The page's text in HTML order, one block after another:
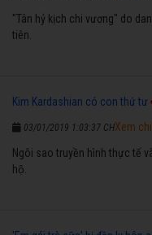
"Tân hỷ kịch chi vương" do
tiên.
Kim Kardashian có con thứ tư
03/01/2019 1:03:37 CH
Ngôi sao truyền hình thực tế
hộ.
Xem